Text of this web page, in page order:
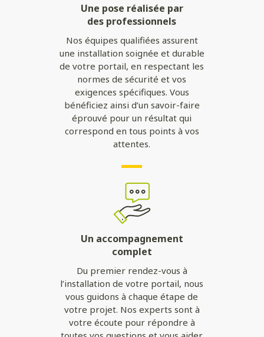
Une pose réalisée par
des professionnels
Nos équipes qualifiées assurent
une installation soignée et durable
de votre portail, en respectant les
normes de sécurité et vos
exigences spécifiques. Vous
bénéficiez ainsi d’un savoir-faire
éprouvé pour un résultat qui
correspond en tous points à vos
attentes.
Un accompagnement
complet
Du premier rendez-vous à
l’installation de votre portail, nous
vous guidons à chaque étape de
votre projet. Nos experts sont à
votre écoute pour répondre à